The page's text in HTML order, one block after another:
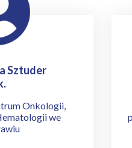
Sztuder
Onkologii,
we